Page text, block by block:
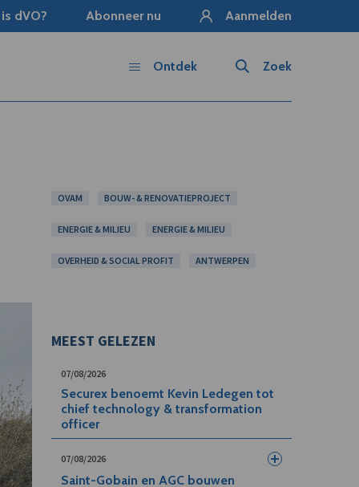
dVO? Abonneer nu Aanmelden
Zoek
Ontdek
OVAM BOUW- & RENOVATIEPROJECT
ENERGIE & MILIEU ENERGIE & MILIEU
OVERHEID & SOCIAL PROFIT ANTWERPEN
MEEST GELEZEN
07/08/2026
Securex benoemt Kevin Ledegen tot
chief technology & transformation
officer
07/08/2026
Saint-Gobain en AGC bouwen